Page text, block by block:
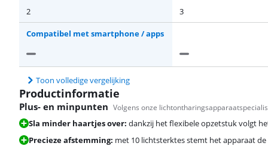
2
3
Compatibel met smartphone / apps
Toon volledige vergelijking
Productinformatie
Plus- en minpunten Volgens onze
Sla minder haartjes over: dankzij het flexibele opzetstuk volgt
Precieze afstemming: met 10 lichtsterktes stemt het apparaat